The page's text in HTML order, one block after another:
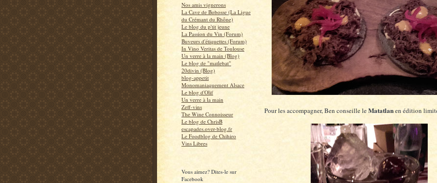
Nos amis vignerons
La Cave de Bobosse (La Ligue
du Crémant du Rhône)
Le blog du p'tit jeune
La Passion du Vin (Forum)
Buveurs d'étiquettes (Forum)
In Vino Veritas de Toulouse
Un verre à la main (Blog)
Le blog de "matlebat"
20divin (Blog)
blog-appetit
Monomaniaquement Alsace
Le blog d'Olif
Un verre à la main
Zeff-vins
The Wine Connoisseur
Le blog de ChrisB
escapades.over-blog.fr
Le Foodblog de Chihiro
Vins Libres
Vous aimez? Dites-le sur
Facebook
Pour les accompagner, Ben conseille leMatatlanen édition